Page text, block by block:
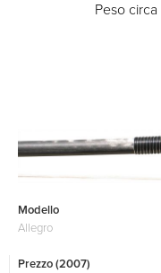
Peso
Modello
Allegro
Prezzo (2007)